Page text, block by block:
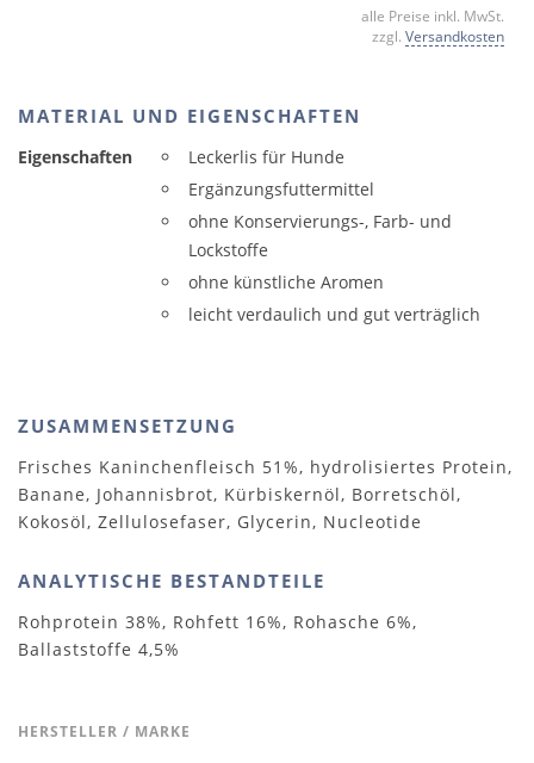
alle Preise inkl. MwSt.
zzgl. Versandkosten
MATERIAL UND EIGENSCHAFTEN
Eigenschaften
Leckerlis für Hunde
Ergänzungsfuttermittel
ohne Konservierungs-, Farb- und
Lockstoffe
ohne künstliche Aromen
leicht verdaulich und gut verträglich
ZUSAMMENSETZUNG
Frisches Kaninchenfleisch 51%, hydrolisiertes Protein,
Banane, Johannisbrot, Kürbiskernöl, Borretschöl,
Kokosöl, Zellulosefaser, Glycerin, Nucleotide
ANALYTISCHE BESTANDTEILE
Rohprotein 38%, Rohfett 16%, Rohasche 6%,
Ballaststoffe 4,5%
HERSTELLER / MARKE